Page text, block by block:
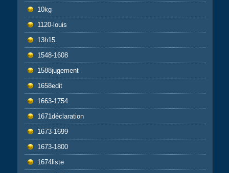
10kg
1120-louis
13h15
1548-1608
1588jugement
1658edit
1663-1754
1671déclaration
1673-1699
1673-1800
1674liste